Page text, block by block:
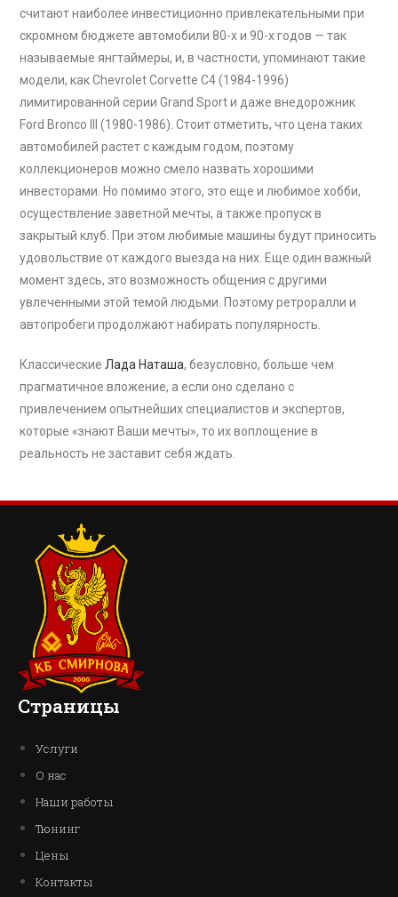
считают наиболее инвестиционно привлекательными при
скромном бюджете автомобили 80-х и 90-х годов — так
называемые янгтаймеры, и, в частности, упоминают такие
модели, как Chevrolet Corvette C4 (1984-1996)
лимитированной серии Grand Sport и даже внедорожник
Ford Bronco III (1980-1986). Стоит отметить, что цена таких
автомобилей растет с каждым годом, поэтому
коллекционеров можно смело назвать хорошими
инвесторами. Но помимо этого, это еще и любимое хобби,
осуществление заветной мечты, а также пропуск в
закрытый клуб. При этом любимые машины будут приносить
удовольствие от каждого выезда на них. Еще один важный
момент здесь, это возможность общения с другими
увлеченными этой темой людьми. Поэтому ретроралли и
автопробеги продолжают набирать популярность.
КлассическиеЛада Наташа, безусловно, больше чем
прагматичное вложение, а если оно сделано с
привлечением опытнейших специалистов и экспертов,
которые «знают Ваши мечты», то их воплощение в
реальность не заставит себя ждать.
Страницы
Услуги
О нас
Наши работы
Тюнинг
Цены
Контакты